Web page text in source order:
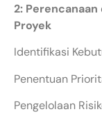
2: Perencanaan
Proyek
Identifikasi
Penentuan
Pengelolaan